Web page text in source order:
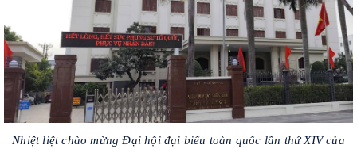
Nhiệt liệt chào mừng Đại hội đại biểu toàn quốc lần thứ XIV của